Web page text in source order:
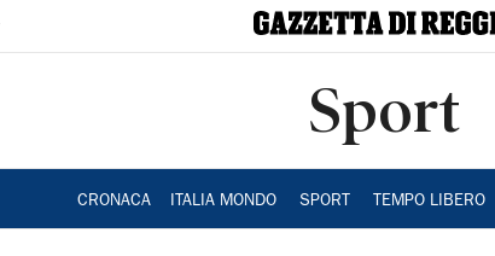
Sport
CRONACA ITALIA MONDO SPORT TEMPO LIBERO